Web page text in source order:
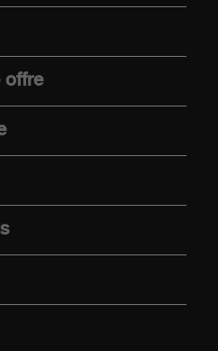
Warranty
offre